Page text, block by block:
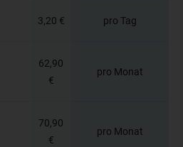
3,20 € pro Tag
62,90
€
pro Monat
70,90
€
pro Monat